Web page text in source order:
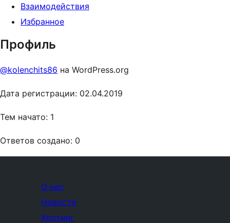
Взаимодействия
Избранное
Профиль
@kolenchits86 на WordPress.org
Дата регистрации: 02.04.2019
Тем начато: 1
Ответов создано: 0
О нас
Новости
Хостинг